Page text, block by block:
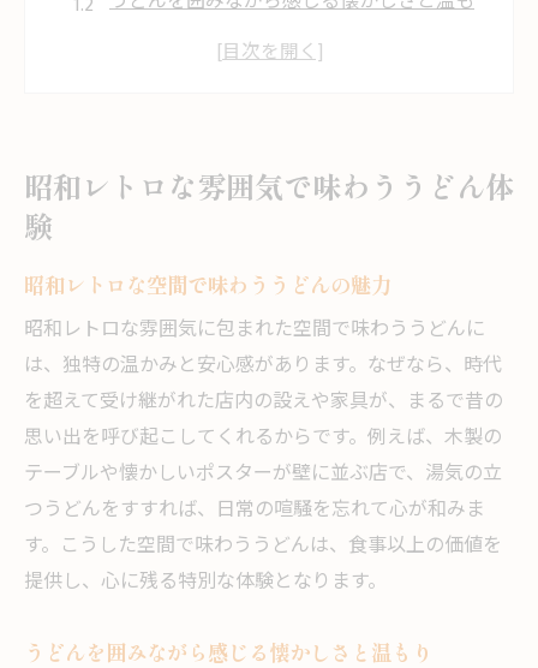
昭和の面影漂う店内でうどんを堪能する方
今治の歴史とともに味わううどんの奥深さ
森の中で感じる今治祇園町のうどんの魅力
森の景色とともに楽しむうどんの贅沢時間
自然と調和した祇園町のうどん体験を味わ
う
木漏れ日の中で堪能するうどんの美味しさ
森の静けさが引き立てるうどんの旨み発見
今治祇園町で出会える森とうどんの調和
心癒される森の食卓で味わううどんの魅力
地元で愛されるうどんを楽しむ休日
昭和レトロな雰囲気で味わううどん体
験
昭和レトロな空間で味わううどんの魅力
昭和レトロな雰囲気に包まれた空間で味わううどんに
は、独特の温かみと安心感があります。なぜなら、時代
を超えて受け継がれた店内の設えや家具が、まるで昔の
思い出を呼び起こしてくれるからです。例えば、木製の
テーブルや懐かしいポスターが壁に並ぶ店で、湯気の立
つうどんをすすれば、日常の喧騒を忘れて心が和みま
す。こうした空間で味わううどんは、食事以上の価値を
提供し、心に残る特別な体験となります。
うどんを囲みながら感じる懐かしさと温もり